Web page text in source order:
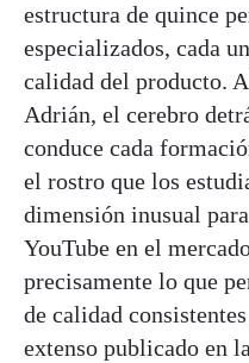
estructura de quince
especializados, cada
calidad del producto.
Adrián, el cerebro
conduce cada
el rostro que los
dimensión inusual
YouTube en el
precisamente lo que
de calidad
extenso publicado en